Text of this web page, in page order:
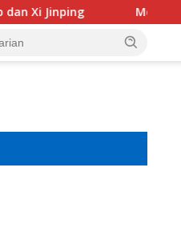
Modifikasi Ayla